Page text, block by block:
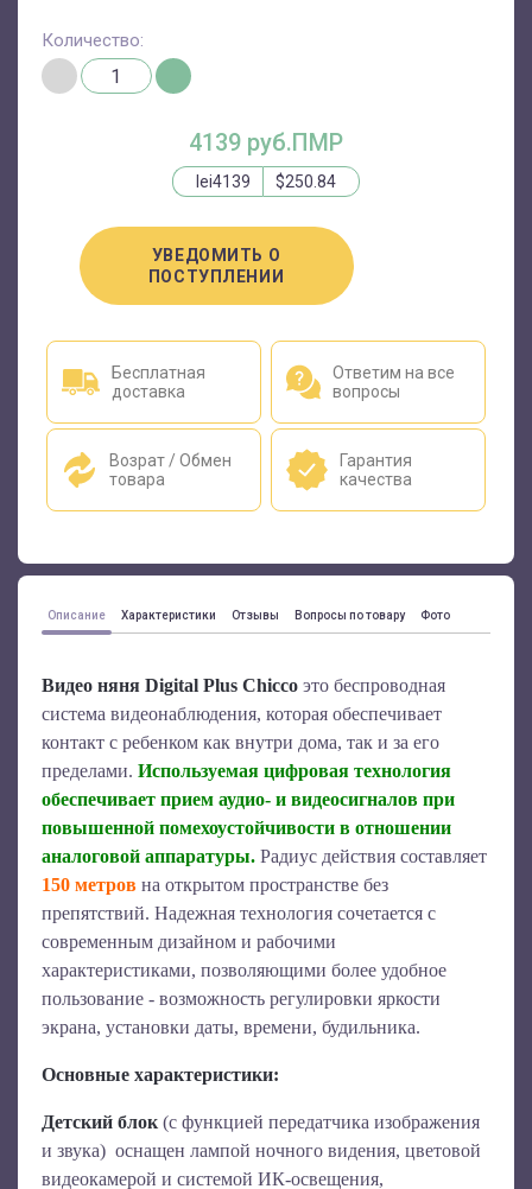
4139 руб.ПМР
lei4139 $250.84
УВЕДОМИТЬ О
ПОСТУПЛЕНИИ
Количество:
Бесплатная
доставка
Ответим на все
вопросы
Возрат / Обмен
товара
Гарантия
качества
Описание Характеристики Отзывы Вопросы по товару Фото
Видео няня Digital Plus Chicco это беспроводная
система видеонаблюдения, которая обеспечивает
контакт с ребенком как внутри дома, так и за его
пределами. Используемая цифровая технология
обеспечивает прием аудио- и видеосигналов при
повышенной помехоустойчивости в отношении
аналоговой аппаратуры. Радиус действия составляет
150 метров на открытом пространстве без
препятствий. Надежная технология сочетается с
современным дизайном и рабочими
характеристиками, позволяющими более удобное
пользование - возможность регулировки яркости
экрана, установки даты, времени, будильника.
Основные характеристики:
Детский блок (с функцией передатчика изображения
и звука) оснащен лампой ночного видения, цветовой
видеокамерой и системой ИК-освещения,